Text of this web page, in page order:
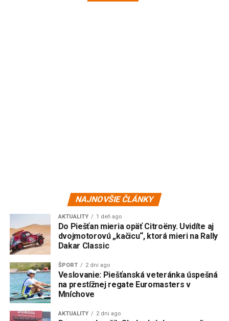
NAJNOVŠIE ČLÁNKY
AKTUALITY 1 deň ago
Do Piešťan mieria opäť Citroëny. Uvidíte aj
dvojmotorovú „kačicu“, ktorá mieri na Rally
Dakar Classic
ŠPORT 2 dni ago
Veslovanie: Piešťanská veteránka úspešná
na prestížnej regate Euromasters v
Mníchove
AKTUALITY 2 dni ago